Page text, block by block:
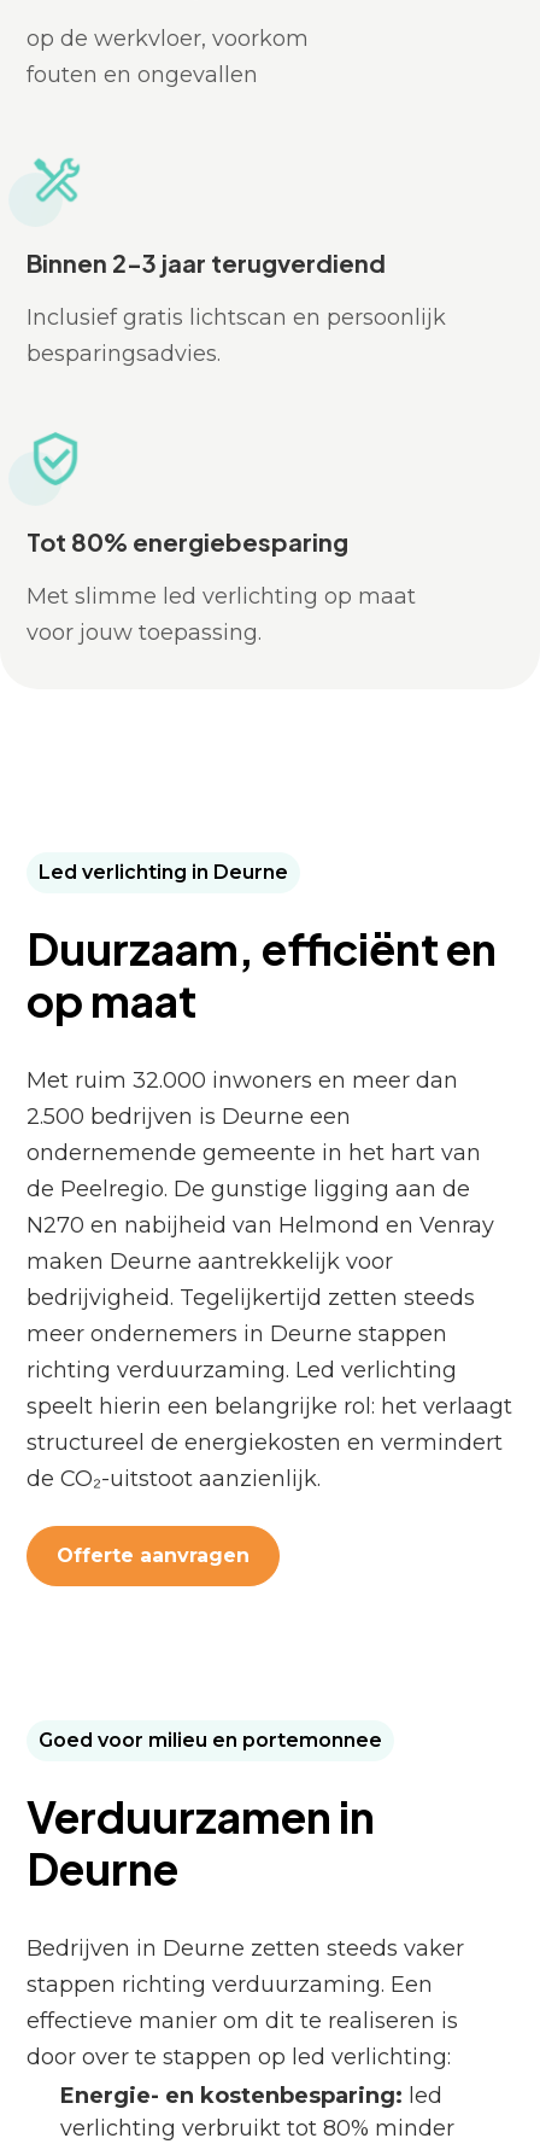
op de werkvloer, voorkom
fouten en ongevallen
Binnen 2-3 jaar terugverdiend
Inclusief gratis lichtscan en persoonlijk
besparingsadvies.
Tot 80% energiebesparing
Met slimme led verlichting op maat
voor jouw toepassing.
Led verlichting in Deurne
Duurzaam, efficiënt en
op maat
Met ruim 32.000 inwoners en meer dan
2.500 bedrijven is Deurne een
ondernemende gemeente in het hart van
de Peelregio. De gunstige ligging aan de
N270 en nabijheid van Helmond en Venray
maken Deurne aantrekkelijk voor
bedrijvigheid. Tegelijkertijd zetten steeds
meer ondernemers in Deurne stappen
richting verduurzaming. Led verlichting
speelt hierin een belangrijke rol: het verlaagt
structureel de energiekosten en vermindert
de CO₂-uitstoot aanzienlijk.
Offerte aanvragen
Goed voor milieu en portemonnee
Verduurzamen in
Deurne
Bedrijven in Deurne zetten steeds vaker
stappen richting verduurzaming. Een
effectieve manier om dit te realiseren is
door over te stappen op led verlichting:
Energie- en kostenbesparing: led
verlichting verbruikt tot 80% minder